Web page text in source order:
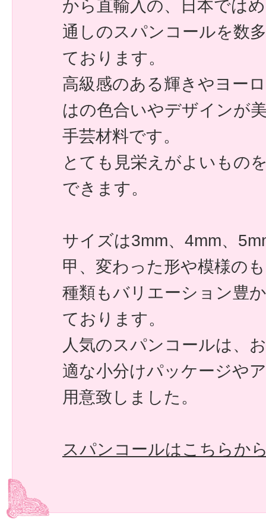
から直輸入の、日本では
通しのスパンコールを数
ております。
高級感のある輝きやヨー
はの色合いやデザインが
手芸材料です。
とても見栄えがよいもの
できます。
サイズは3mm、4mm、
甲、変わった形や模様の
種類もバリエーション豊
ております。
人気のスパンコールは、
適な小分けパッケージや
用意致しました。
スパンコールはこちらか